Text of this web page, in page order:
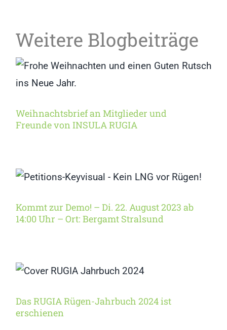
Weitere Blogbeiträge
Weihnachtsbrief an
Mitglieder und Freunde
Weihnachtsbrief an Mitglieder und
Freunde von INSULA RUGIA
August 2023 ab 14:00 Uhr
– Ort: Bergamt Stralsund
Kommt zur Demo! – Di. 22. August 2023 ab
14:00 Uhr – Ort: Bergamt Stralsund
Jahrbuch 2024 ist
erschienen
Das RUGIA Rügen-Jahrbuch 2024 ist
erschienen